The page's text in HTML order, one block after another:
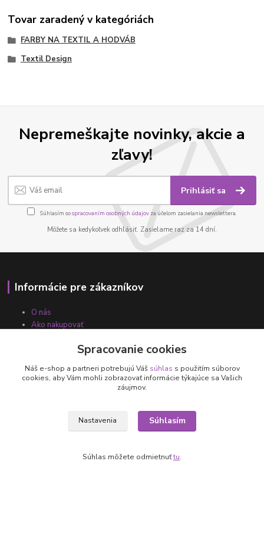
Tovar zaradený v kategóriách
FARBY NA TEXTIL A HODVÁB
Textil Design
Nepremeškajte novinky, akcie a
zľavy!
Prihlásiť sa
Súhlasím sospracovaním osobných údajov za účelom zasielania newslettera.
Môžete sa kedykoľvek odhlásiť. Zasielame raz za 14 dní.
Informácie pre zákazníkov
O nás
Ako nakupovať
Spracovanie cookies
Náš e-shop a partneri potrebujú Váš súhlas s použitím súborov
cookies, aby Vám mohli zobrazovať informácie týkajúce sa Vašich
záujmov.
Nastavenia Súhlasím
Súhlas môžete odmietnuťtu.